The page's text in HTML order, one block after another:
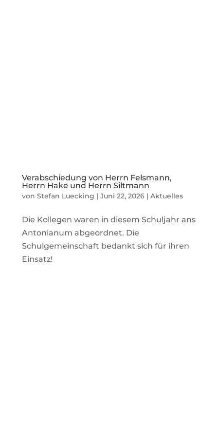
Verabschiedung von Herrn Felsmann,
Herrn Hake und Herrn Siltmann
von Stefan Luecking | Juni 22, 2026| Aktuelles
Die Kollegen waren in diesem Schuljahr ans
Antonianum abgeordnet. Die
Schulgemeinschaft bedankt sich für ihren
Einsatz!